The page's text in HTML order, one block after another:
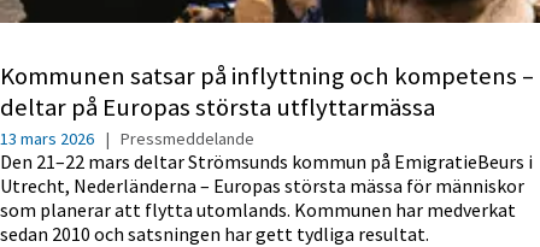
Kommunen satsar på inflyttning och kompetens –
deltar på Europas största utflyttarmässa
13 mars 2026 | Pressmeddelande
Den 21–22 mars deltar Strömsunds kommun på EmigratieBeurs i
Utrecht, Nederländerna – Europas största mässa för människor
som planerar att flytta utomlands. Kommunen har medverkat
sedan 2010 och satsningen har gett tydliga resultat.